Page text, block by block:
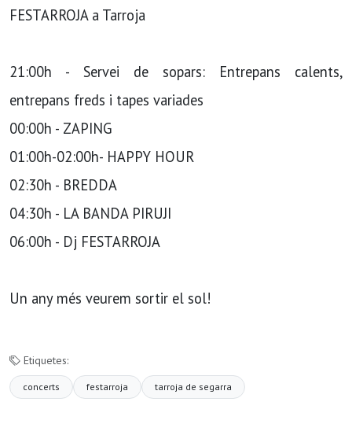
FESTARROJA a Tarroja
21:00h - Servei de sopars: Entrepans calents,
entrepans freds i tapes variades
00:00h - ZAPING
01:00h-02:00h- HAPPY HOUR
02:30h - BREDDA
04:30h - LA BANDA PIRUJI
06:00h - Dj FESTARROJA
Un any més veurem sortir el sol!
Etiquetes:
concerts festarroja tarroja de segarra